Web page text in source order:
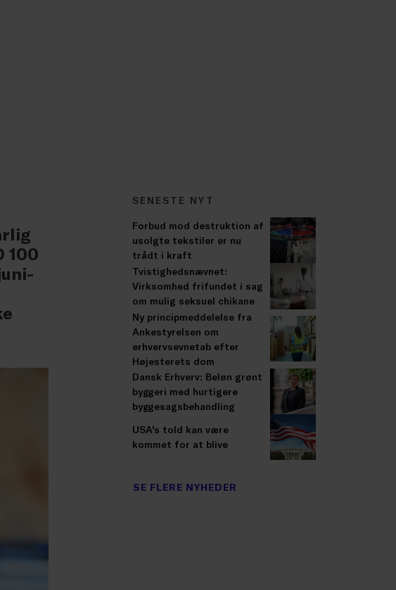
100
SENESTE NYT
Forbud mod destruktion af
usolgte tekstiler er nu
trådt i kraft
Tvistighedsnævnet:
Virksomhed frifundet i sag
om mulig seksuel chikane
Ny principmeddelelse fra
Ankestyrelsen om
erhvervsevnetab efter
Højesterets dom
Dansk Erhverv: Beløn grønt
byggeri med hurtigere
byggesagsbehandling
USA's told kan være
kommet for at blive
SE FLERE NYHEDER